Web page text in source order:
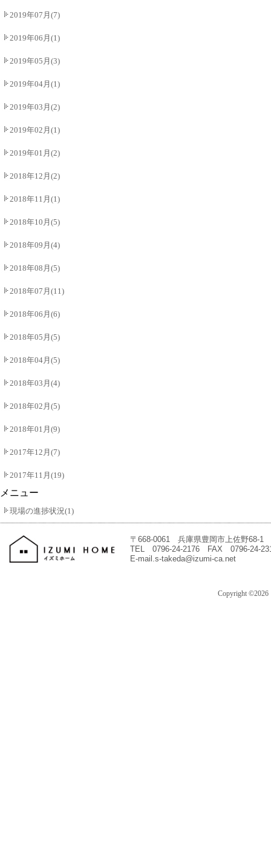
2019年07月(7)
2019年06月(1)
2019年05月(3)
2019年04月(1)
2019年03月(2)
2019年02月(1)
2019年01月(2)
2018年12月(2)
2018年11月(1)
2018年10月(5)
2018年09月(4)
2018年08月(5)
2018年07月(11)
2018年06月(6)
2018年05月(5)
2018年04月(5)
2018年03月(4)
2018年02月(5)
2018年01月(9)
2017年12月(7)
2017年11月(19)
メニュー
現場の進捗状況(1)
〒668-0061 兵庫県豊岡市上佐野68-1
TEL 0796-24-2176 FAX 0796-24-
E-mail.s-takeda@izumi-ca.net
Copyright ©2026